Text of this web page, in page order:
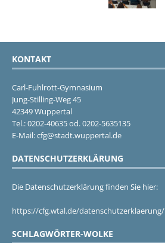
KONTAKT
Carl-Fuhlrott-Gymnasium
Jung-Stilling-Weg 45
42349 Wuppertal
Tel.: 0202-40635 od. 0202-5635135
E-Mail: cfg@stadt.wuppertal.de
DATENSCHUTZERKLÄRUNG
Die Datenschutzerklärung finden Sie hier:
https://cfg.wtal.de/datenschutzerklaerung/
SCHLAGWÖRTER-WOLKE